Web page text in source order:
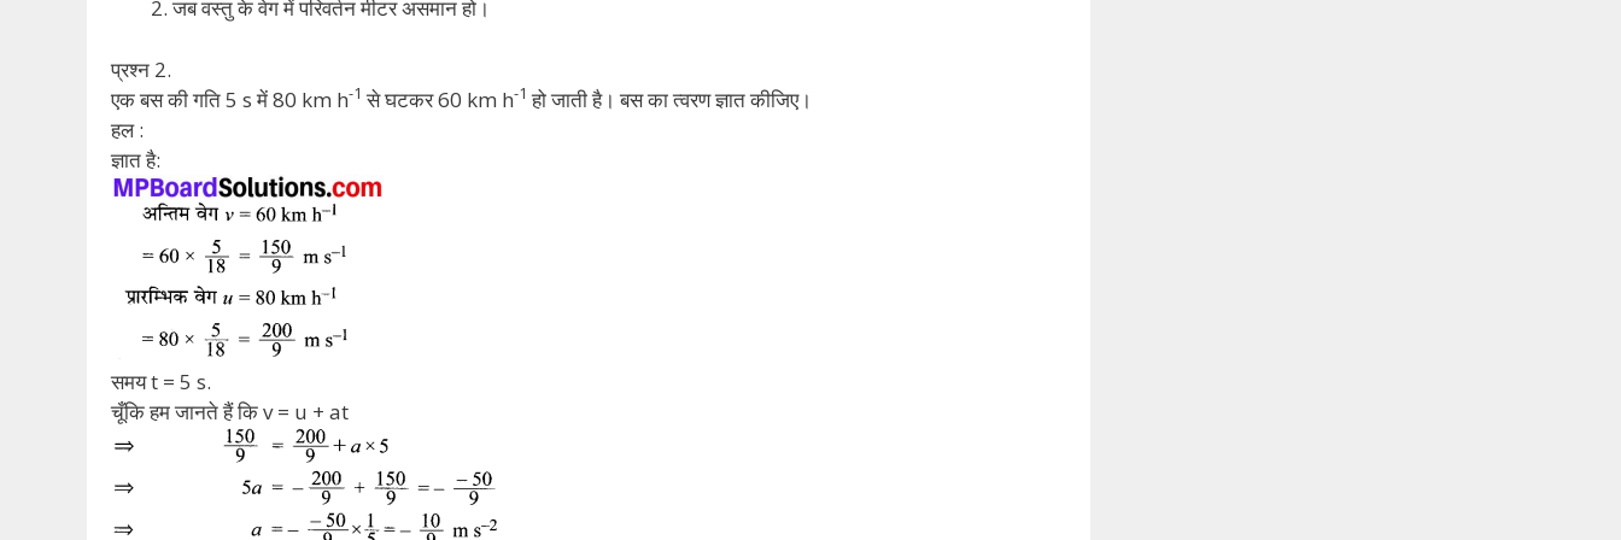
जब वस्तु के वेग में परिवर्तन मीटर असमान हो।
प्रश्न 2.
एक बस की गति 5 s में 80 km h-1 से घटकर 60 km h-1 हो जाती है। बस का त्वरण ज्ञात कीजिए।
हल :
ज्ञात है:
समय t = 5 s.
चूँकि हम जानते हैं कि v = u + at